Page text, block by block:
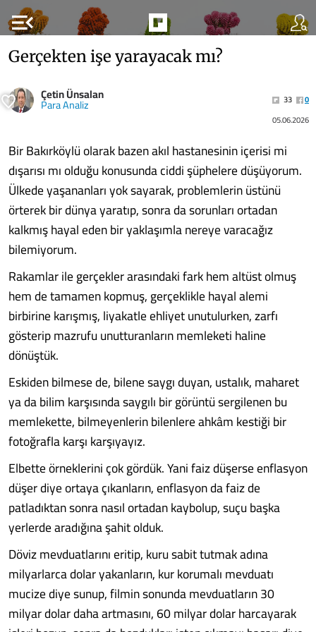
menu_open
Gerçekten işe yarayacak mı?
Çetin Ünsalan
Para Analiz 33
0
05.06.2026
Bir Bakırköylü olarak bazen akıl hastanesinin içerisi mi
dışarısı mı olduğu konusunda ciddi şüphelere düşüyorum.
Ülkede yaşananları yok sayarak, problemlerin üstünü
örterek bir dünya yaratıp, sonra da sorunları ortadan
kalkmış hayal eden bir yaklaşımla nereye varacağız
bilemiyorum.
Rakamlar ile gerçekler arasındaki fark hem altüst olmuş
hem de tamamen kopmuş, gerçeklikle hayal alemi
birbirine karışmış, liyakatle ehliyet unutulurken, zarfı
gösterip mazrufu unutturanların memleketi haline
dönüştük.
Eskiden bilmese de, bilene saygı duyan, ustalık, maharet
ya da bilim karşısında saygılı bir görüntü sergilenen bu
memlekette, bilmeyenlerin bilenlere ahkâm kestiği bir
fotoğrafla karşı karşıyayız.
Elbette örneklerini çok gördük. Yani faiz düşerse enflasyon
düşer diye ortaya çıkanların, enflasyon da faiz de
patladıktan sonra nasıl ortadan kaybolup, suçu başka
yerlerde aradığına şahit olduk.
Döviz mevduatlarını eritip, kuru sabit tutmak adına
milyarlarca dolar yakanların, kur korumalı mevduatı
mucize diye sunup, filmin sonunda mevduatların 30
milyar dolar daha artmasını, 60 milyar dolar harcayarak